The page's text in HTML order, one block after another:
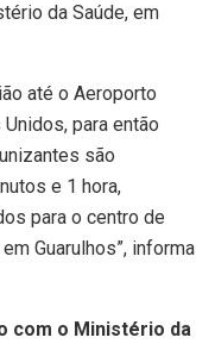
da Saúde, em
até o Aeroporto
para então
são
e 1 hora,
para o centro de
Guarulhos”, informa
com o Ministério da